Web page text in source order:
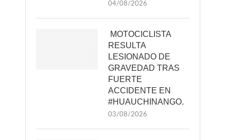
04/08/2026
MOTOCICLISTA
RESULTA
LESIONADO DE
GRAVEDAD TRAS
FUERTE
ACCIDENTE EN
#HUAUCHINANGO.
03/08/2026